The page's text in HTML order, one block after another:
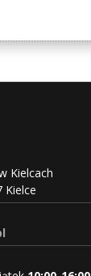
Kielcach
Kielce